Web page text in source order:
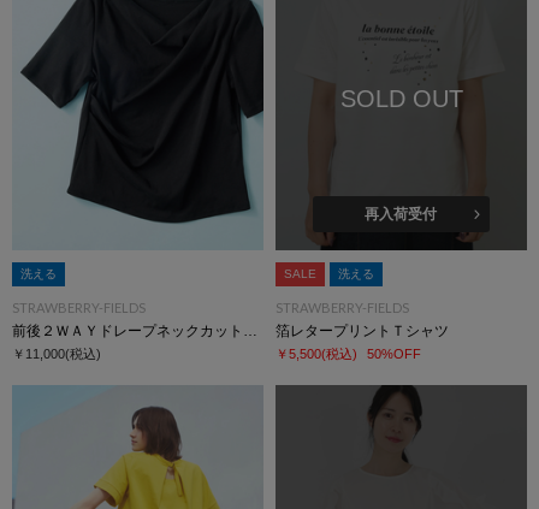
洗える
STRAWBERRY-FIELDS
￥11,000(税込)
SOLD OUT
再入荷受付
SALE 洗える
STRAWBERRY-FIELDS
箔レタープリントＴシャツ
￥5,500(税込) 50%OFF